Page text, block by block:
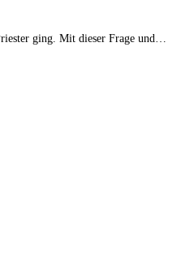
ging. Mit dieser Frage und…